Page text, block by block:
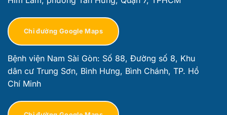
Chỉ đường Google Maps
Bệnh viện Nam Sài Gòn: Số 88, Đường số 8, Khu
dân cư Trung Sơn, Bình Hưng, Bình Chánh, TP. Hồ
Chí Minh